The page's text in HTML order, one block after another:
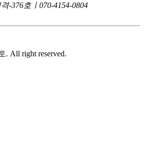
-376호ㅣ070-4154-0804
. All right reserved.